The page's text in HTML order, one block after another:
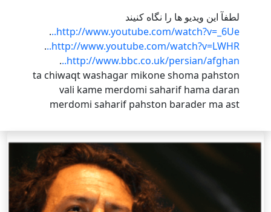
لطفآ این ویدیو ها را نگاه کنیند
http://www.youtube.com/watch?v=_6Ue..
.
http://www.youtube.com/watch?v=LWHR..
.
http://www.bbc.co.uk/persian/afghan..
.
ta chiwaqt washagar mikone shoma pahston
vali kame merdomi saharif hama daran
merdomi saharif pahston barader ma ast